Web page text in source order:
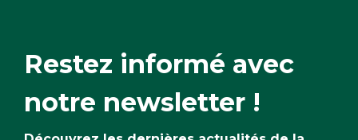
Restez informé avec
notre newsletter !